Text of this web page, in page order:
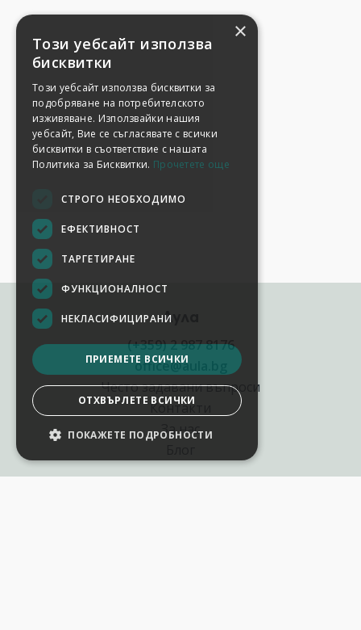
Аула
(+359) 2 987 8176
office@aula.bg
Често задавани въпроси
Контакти
За нас
×
Този уебсайт използва
бисквитки
Този уебсайт използва бисквитки за
подобряване на потребителското
изживяване. Използвайки нашия
уебсайт, Вие се съгласявате с всички
бисквитки в съответствие с нашата
Политика за Бисквитки. Прочетете още
СТРОГО НЕОБХОДИМО
ЕФЕКТИВНОСТ
ТАРГЕТИРАНЕ
ФУНКЦИОНАЛНОСТ
НЕКЛАСИФИЦИРАНИ
ПРИЕМЕТЕ ВСИЧКИ
ОТХВЪРЛЕТЕ ВСИЧКИ
ПОКАЖЕТЕ ПОДРОБНОСТИ